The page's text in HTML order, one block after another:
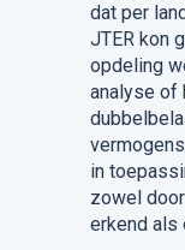
dat per
JTER kon
opdeling
analyse of
in
zowel
erkend als